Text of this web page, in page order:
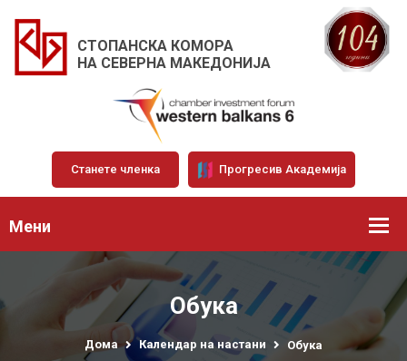
СТОПАНСКА КОМОРА
НА СЕВЕРНА МАКЕДОНИЈА
Станете членка Прогресив Академија
Мени
Обука
Дома Календар на настани Обука